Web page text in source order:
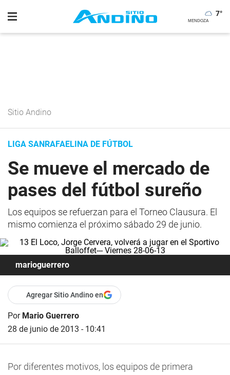
7°
Sitio Andino
LIGA SANRAFAELINA DE FÚTBOL
Se mueve el mercado de
pases del fútbol sureño
Los equipos se refuerzan para el Torneo Clausura. El
mismo comienza el próximo sábado 29 de junio.
marioguerrero
Agregar Sitio Andino en
Por Mario Guerrero
28 de junio de 2013 - 10:41
Por diferentes motivos, los equipos de primera